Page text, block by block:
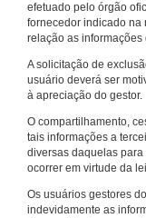
efetuado pelo órgão
fornecedor indicado na
relação as informações
A solicitação de
usuário deverá ser
à apreciação do gestor.
O compartilhamento,
tais informações a
diversas daquelas
ocorrer em virtude da
Os usuários gestores
indevidamente as